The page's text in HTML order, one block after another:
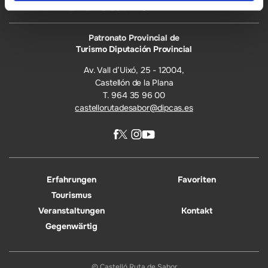
Patronato Provincial de
Turismo Diputación Provincial
Av. Vall d’Uixó, 25 - 12004,
Castellón de la Plana
T. 964 35 96 00
castellorutadesabor@dipcas.es
Erfahrungen
Tourismus
Veranstaltungen
Gegenwärtig
Favoriten
Kontakt